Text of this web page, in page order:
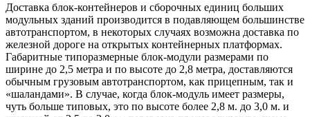
Доставка блок-контейнеров и сборочных единиц больших
модульных зданий производится в подавляющем большинстве
автотранспортом, в некоторых случаях возможна доставка по
железной дороге на открытых контейнерных платформах.
Габаритные типоразмерные блок-модули размерами по
ширине до 2,5 метра и по высоте до 2,8 метра, доставляются
обычным грузовым автотранспортом, как прицепным, так и
«шаландами». В случае, когда блок-модуль имеет размеры,
чуть больше типовых, это по высоте более 2,8 м. до 3,0 м. и